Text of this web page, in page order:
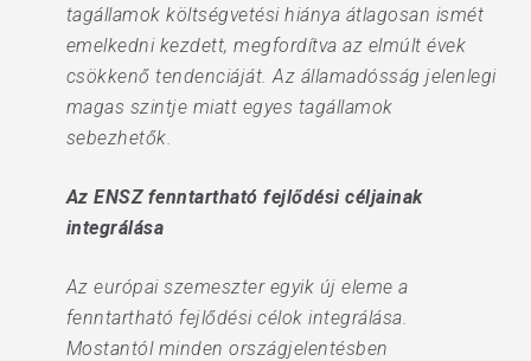
tagállamok költségvetési hiánya átlagosan ismét
emelkedni kezdett, megfordítva az elmúlt évek
csökkenő tendenciáját. Az államadósság jelenlegi
magas szintje miatt egyes tagállamok
sebezhetők.
Az ENSZ fenntartható fejlődési céljainak
integrálása
Az európai szemeszter egyik új eleme a
fenntartható fejlődési célok integrálása.
Mostantól minden országjelentésben